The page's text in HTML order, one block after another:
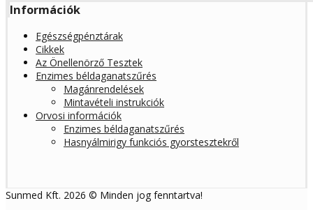
Információk
Egészségpénztárak
Cikkek
Az Önellenörző Tesztek
Enzimes béldaganatszűrés
Magánrendelések
Mintavételi instrukciók
Orvosi információk
Enzimes béldaganatszűrés
Hasnyálmirigy funkciós gyorstesztekről
Sunmed Kft. 2026 © Minden jog fenntartva!